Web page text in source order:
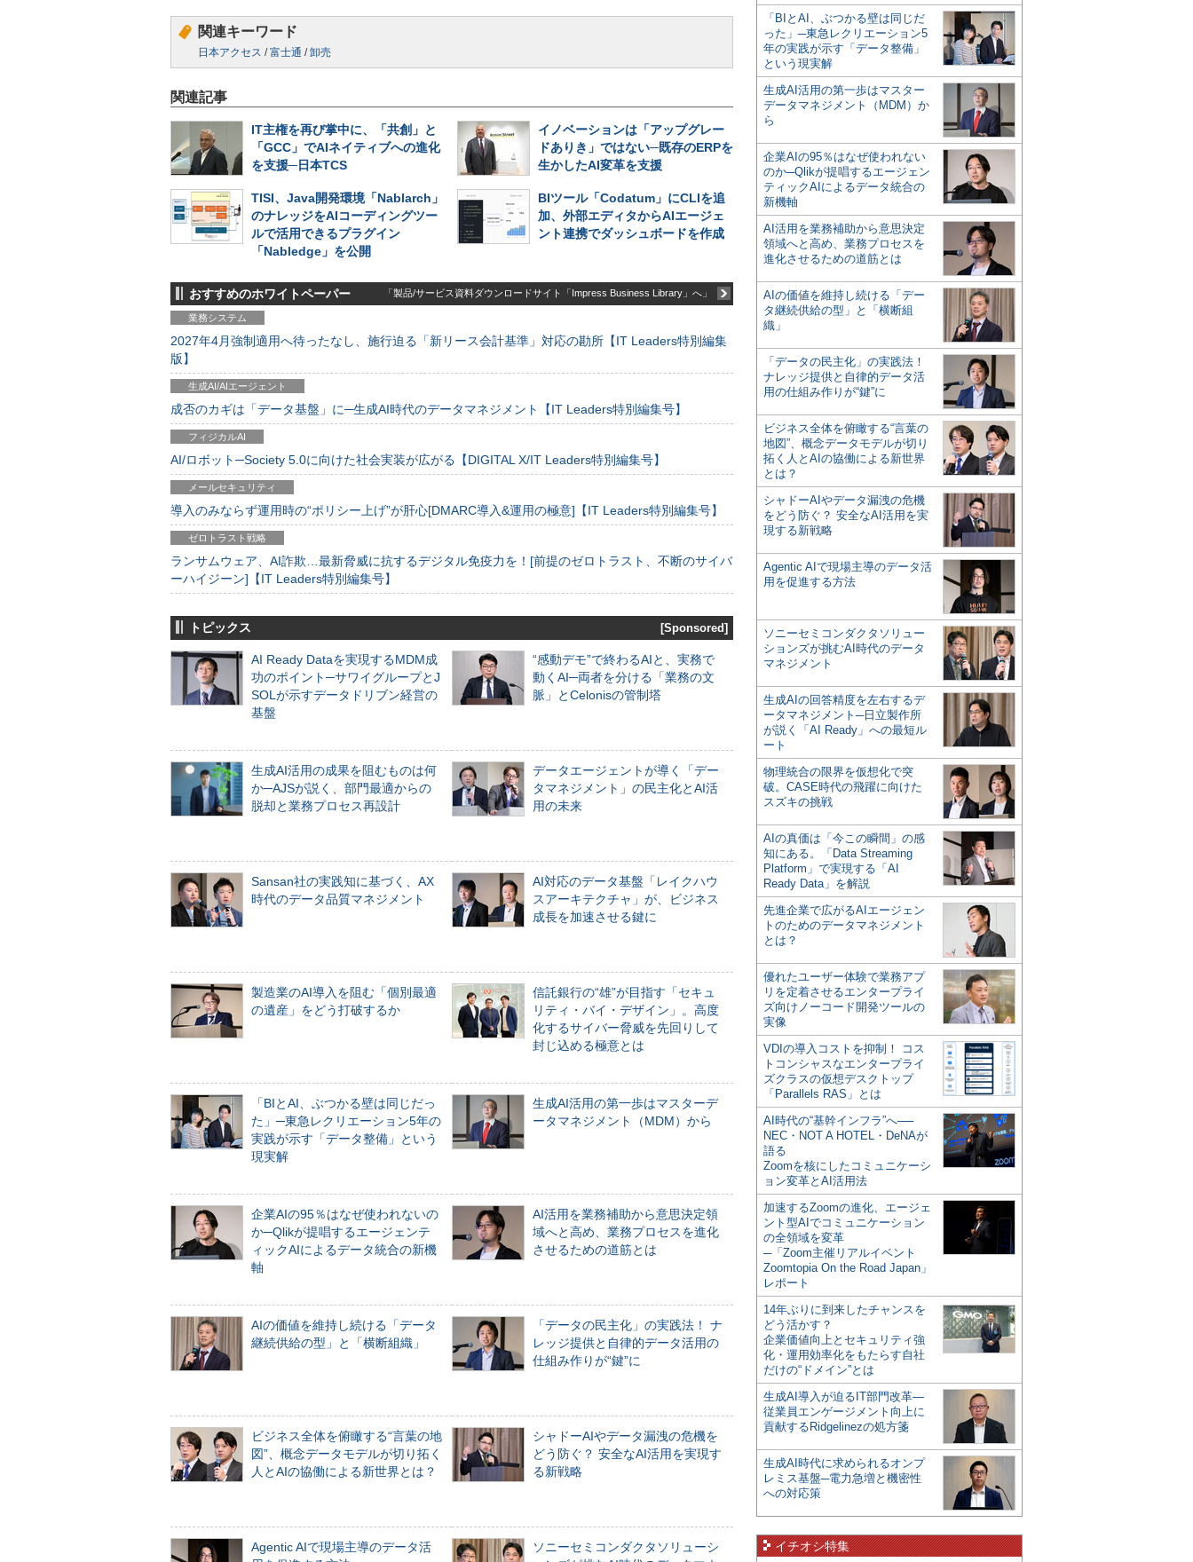
関連キーワード
日本アクセス /富士通 /卸売
関連記事
IT主権を再び掌中に、「共創」と
「GCC」でAIネイティブへの進化
を支援─日本TCS
イノベーションは「アップグレー
ドありき」ではない─既存のERPを
生かしたAI変革を支援
TISI、Java開発環境「Nablarch」
のナレッジをAIコーディングツー
ルで活用できるプラグイン
「Nabledge」を公開
BIツール「Codatum」にCLIを追
加、外部エディタからAIエージェ
ント連携でダッシュボードを作成
おすすめのホワイトペーパー 「製品/サービス資料ダウンロードサイト「Impress Business Library」へ」
業務システム
2027年4月強制適用へ待ったなし、施行迫る「新リース会計基準」対応の勘所【IT Leaders特別編集
版】
生成AI/AIエージェント
成否のカギは「データ基盤」に─生成AI時代のデータマネジメント【IT Leaders特別編集号】
フィジカルAI
AI/ロボット─Society 5.0に向けた社会実装が広がる【DIGITAL X/IT Leaders特別編集号】
メールセキュリティ
導入のみならず運用時の“ポリシー上げ”が肝心[DMARC導入&運用の極意]【IT Leaders特別編集号】
ゼロトラスト戦略
ランサムウェア、AI詐欺…最新脅威に抗するデジタル免疫力を！[前提のゼロトラスト、不断のサイバ
ーハイジーン]【IT Leaders特別編集号】
トピックス [Sponsored]
AI Ready Dataを実現するMDM成
功のポイント─サワイグループとJ
SOLが示すデータドリブン経営の
基盤
“感動デモ”で終わるAIと、実務で
動くAI─両者を分ける「業務の文
脈」とCelonisの管制塔
生成AI活用の成果を阻むものは何
か─AJSが説く、部門最適からの
脱却と業務プロセス再設計
データエージェントが導く「デー
タマネジメント」の民主化とAI活
用の未来
Sansan社の実践知に基づく、AX
時代のデータ品質マネジメント
AI対応のデータ基盤「レイクハウ
スアーキテクチャ」が、ビジネス
成長を加速させる鍵に
製造業のAI導入を阻む「個別最適
の遺産」をどう打破するか
信託銀行の“雄”が目指す「セキュ
リティ・バイ・デザイン」。高度
化するサイバー脅威を先回りして
封じ込める極意とは
「BIとAI、ぶつかる壁は同じだっ
た」─東急レクリエーション5年の
実践が示す「データ整備」という
現実解
生成AI活用の第一歩はマスターデ
ータマネジメント（MDM）から
企業AIの95％はなぜ使われないの
か─Qlikが提唱するエージェンテ
ィックAIによるデータ統合の新機
軸
AI活用を業務補助から意思決定領
域へと高め、業務プロセスを進化
させるための道筋とは
AIの価値を維持し続ける「データ
継続供給の型」と「横断組織」
「データの民主化」の実践法！ ナ
レッジ提供と自律的データ活用の
仕組み作りが“鍵”に
ビジネス全体を俯瞰する“言葉の地
図”、概念データモデルが切り拓く
人とAIの協働による新世界とは？
シャドーAIやデータ漏洩の危機を
どう防ぐ？ 安全なAI活用を実現す
る新戦略
Agentic AIで現場主導のデータ活
ソニーセミコンダクタソリューシ
「BIとAI、ぶつかる壁は同じだ
った」─東急レクリエーション5
年の実践が示す「データ整備」
という現実解
生成AI活用の第一歩はマスター
データマネジメント（MDM）か
ら
企業AIの95％はなぜ使われない
のか─Qlikが提唱するエージェン
ティックAIによるデータ統合の
新機軸
AI活用を業務補助から意思決定
領域へと高め、業務プロセスを
進化させるための道筋とは
AIの価値を維持し続ける「デー
タ継続供給の型」と「横断組
織」
「データの民主化」の実践法！
ナレッジ提供と自律的データ活
用の仕組み作りが“鍵”に
ビジネス全体を俯瞰する“言葉の
地図”、概念データモデルが切り
拓く人とAIの協働による新世界
とは？
シャドーAIやデータ漏洩の危機
をどう防ぐ？ 安全なAI活用を実
現する新戦略
Agentic AIで現場主導のデータ活
用を促進する方法
ソニーセミコンダクタソリュー
ションズが挑むAI時代のデータ
マネジメント
生成AIの回答精度を左右するデ
ータマネジメント─日立製作所
が説く「AI Ready」への最短ル
ート
物理統合の限界を仮想化で突
破。CASE時代の飛躍に向けた
スズキの挑戦
AIの真価は「今この瞬間」の感
知にある。「Data Streaming
Platform」で実現する「AI
Ready Data」を解説
先進企業で広がるAIエージェン
トのためのデータマネジメント
とは？
優れたユーザー体験で業務アプ
リを定着させるエンタープライ
ズ向けノーコード開発ツールの
実像
VDIの導入コストを抑制！ コス
トコンシャスなエンタープライ
ズクラスの仮想デスクトップ
「Parallels RAS」とは
AI時代の“基幹インフラ”へ──
NEC・NOT A HOTEL・DeNAが
語る
Zoomを核にしたコミュニケーシ
ョン変革とAI活用法
加速するZoomの進化、エージェ
ント型AIでコミュニケーション
の全領域を変革
─「Zoom主催リアルイベント
Zoomtopia On the Road Japan」
レポート
14年ぶりに到来したチャンスを
どう活かす？
企業価値向上とセキュリティ強
化・運用効率化をもたらす自社
だけの“ドメイン”とは
生成AI導入が迫るIT部門改革―
従業員エンゲージメント向上に
貢献するRidgelinezの処方箋
生成AI時代に求められるオンプ
レミス基盤─電力急増と機密性
への対応策
イチオシ特集